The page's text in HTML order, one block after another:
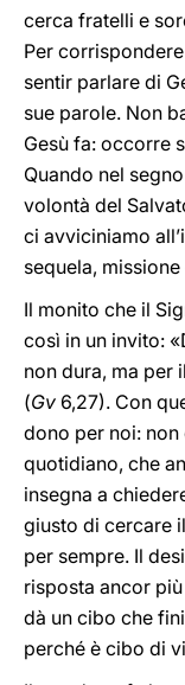
cerca fratelli e
Per
sentir parlare di
sue parole. Non
Gesù fa: occorre
Quando nel
volontà del
ci avviciniamo
sequela,
Il monito che il
così in un invito:
non dura, ma per
(Gv 6,27). Con
dono per noi: non
quotidiano, che
insegna a
giusto di cercare
per sempre. Il
risposta ancor
dà un cibo che
perché è cibo di